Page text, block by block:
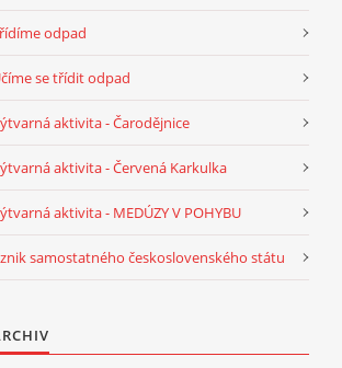
odpad
se třídit odpad
aktivita - Čarodějnice
aktivita - Červená Karkulka
aktivita - MEDÚZY V POHYBU
samostatného československého státu